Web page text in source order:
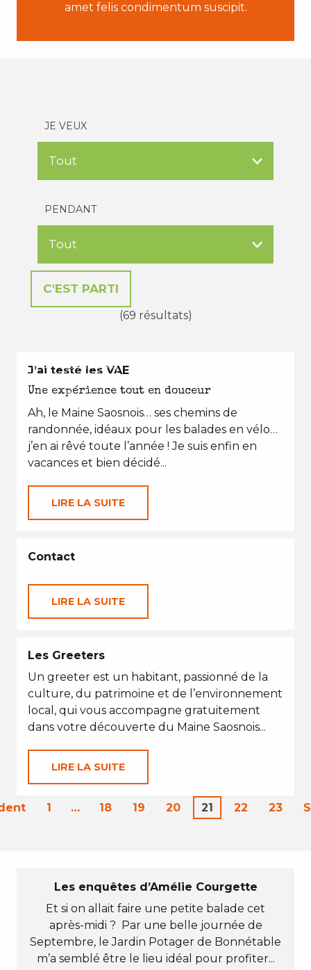
amet felis condimentum suscipit.
JE VEUX
PENDANT
(69 résultats)
EN TOUTES SAISONS
J’ai testé les VAE
Une expérience tout en douceur
Ah, le Maine Saosnois… ses chemins de
randonnée, idéaux pour les balades en vélo…
j’en ai rêvé toute l’année ! Je suis enfin en
vacances et bien décidé...
LIRE LA SUITE
Contact
LIRE LA SUITE
Les Greeters
Un greeter est un habitant, passionné de la
culture, du patrimoine et de l’environnement
local, qui vous accompagne gratuitement
dans votre découverte du Maine Saosnois...
LIRE LA SUITE
1 … 18 19 20 21 22 23
Les enquêtes d’Amélie Courgette
Et si on allait faire une petite balade cet
après-midi ? Par une belle journée de
Septembre, le Jardin Potager de Bonnétable
m’a semblé être le lieu idéal pour profiter...